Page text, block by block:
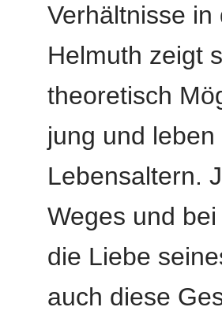
Verhältnisse
Helmuth zeigt
theoretisch
jung und
Lebensaltern.
Weges und
die Liebe
auch diese